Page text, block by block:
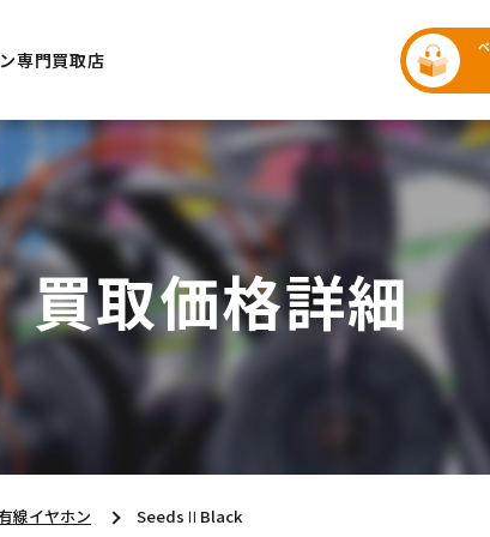
専門買取店
買取価格詳細
線イヤホン SeedsⅡBlack